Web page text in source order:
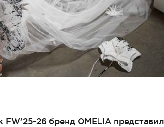
26 бренд OMELIA представил